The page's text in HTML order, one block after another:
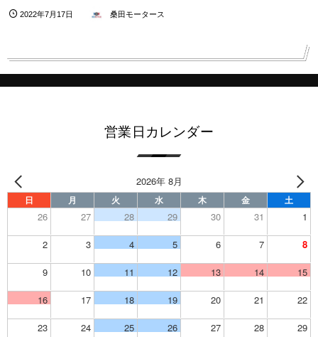
2022年7月17日 桑田モータース
営業日カレンダー
2026年 8月
日 月 火 水 木 金 土
26 27 28 29 30 31 1
2 3 4 5 6 7 8
9 10 11 12 13 14 15
16 17 18 19 20 21 22
23 24 25 26 27 28 29